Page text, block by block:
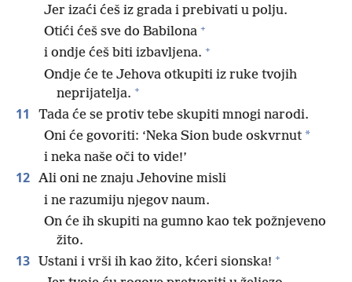
Jer izaći ćeš iz grada i prebivati u polju.
Otići ćeš sve do Babilona +
i ondje ćeš biti izbavljena. +
Ondje će te Jehova otkupiti iz ruke tvojih
neprijatelja. +
11
Tada će se protiv tebe skupiti mnogi narodi.
Oni će govoriti: ‘Neka Sion bude oskvrnut *
i neka naše oči to vide!’
12 Ali oni ne znaju Jehovine misli
i ne razumiju njegov naum.
On će ih skupiti na gumno kao tek požnjeveno
žito.
13 Ustani i vrši ih kao žito, kćeri sionska! +